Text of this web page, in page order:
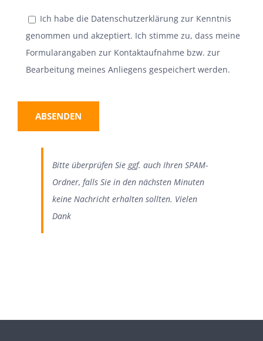
Ich habe die Datenschutzerklärung zur Kenntnis
genommen und akzeptiert. Ich stimme zu, dass meine
Formularangaben zur Kontaktaufnahme bzw. zur
Bearbeitung meines Anliegens gespeichert werden.
Bitte überprüfen Sie ggf. auch Ihren SPAM-
Ordner, falls Sie in den nächsten Minuten
keine Nachricht erhalten sollten. Vielen
Dank